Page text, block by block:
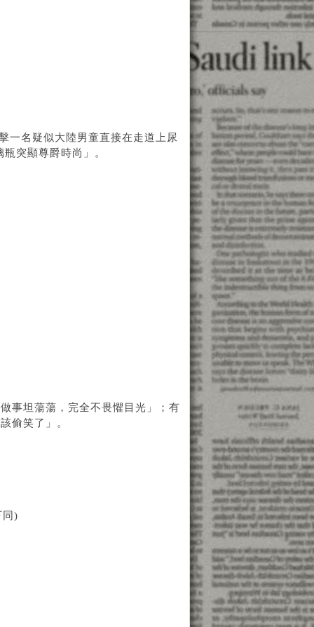
一名疑似大陸男童直接在走道上尿
突顯尊爵時尚」。
事坦蕩蕩，完全不畏懼目光」；有
偷笑了」。
同)